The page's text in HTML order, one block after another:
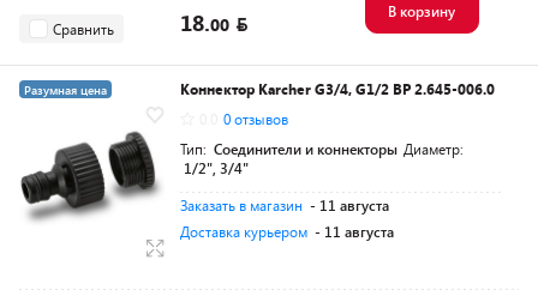
Сравнить 18.00
В корзину
Разумная цена
Коннектор Karcher G3/4, G1/2 ВР 2.645-006.0
0 отзывов
Тип: Соединители и коннекторы Диаметр:
1/2", 3/4"
Заказать в магазин - 11 августа
Доставка курьером - 11 августа